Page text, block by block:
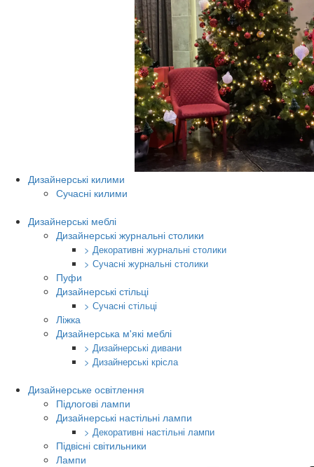
Дизайнерські килими
Сучасні килими
Дизайнерські меблі
Дизайнерські журнальні столики
> Декоративні журнальні столики
> Сучасні журнальні столики
Пуфи
Дизайнерські стільці
> Сучасні стільці
Ліжка
Дизайнерська м'які меблі
> Дизайнерські дивани
> Дизайнерські крісла
Дизайнерське освітлення
Підлогові лампи
Дизайнерські настільні лампи
> Декоративні настільні лампи
Підвісні світильники
Лампи